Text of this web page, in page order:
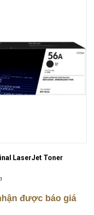
LaserJet Toner
được báo giá